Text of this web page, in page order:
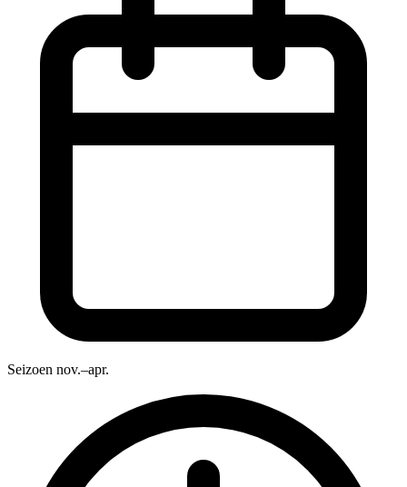
Seizoen nov.–apr.